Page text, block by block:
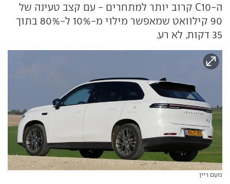
ה-C10 קרוב יותר למתחרים - עם קצב טעינה של
90 קילוואט שמאפשר מילוי מ-10% ל-80% בתוך
35 דקות. לא רע.
נועם ריין